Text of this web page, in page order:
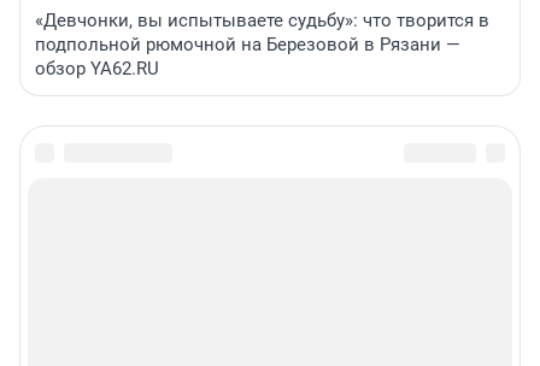
«Девчонки, вы испытываете судьбу»: что творится в
подпольной рюмочной на Березовой в Рязани —
обзор YA62.RU